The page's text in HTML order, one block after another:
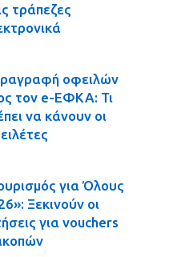
τράπεζες
οφειλών
τον e-ΕΦΚΑ: Τι
να κάνουν οι
για Όλους
Ξεκινούν οι
για vouchers